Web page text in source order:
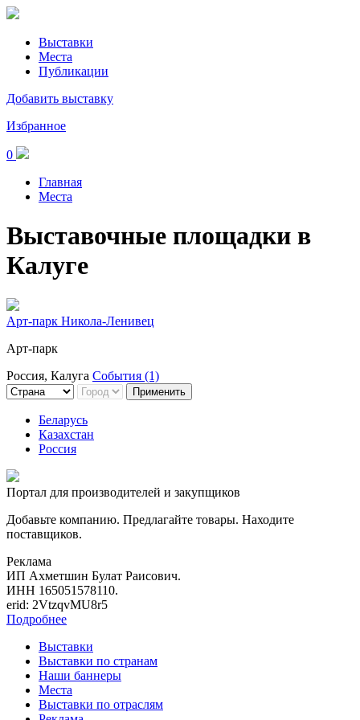
Выставки
Места
Публикации
Добавить выставку
Избранное
0
Главная
Места
Выставочные площадки в
Калуге
Арт-парк Никола-Ленивец
Арт-парк
Россия, Калуга События (1)
Применить
Беларусь
Казахстан
Россия
Портал для производителей и закупщиков
Добавьте компанию. Предлагайте товары. Находите
поставщиков.
Реклама
ИП Ахметшин Булат Раисович.
ИНН 165051578110.
erid: 2VtzqvMU8r5
Подробнее
Выставки
Выставки по странам
Наши баннеры
Места
Выставки по отраслям